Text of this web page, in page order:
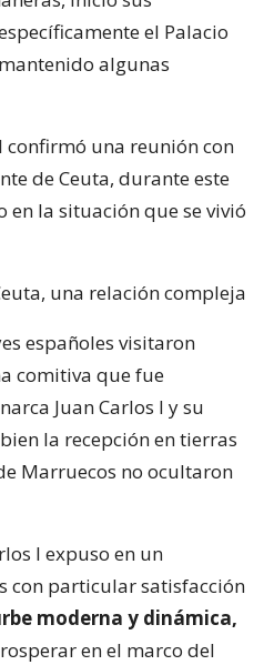
el Palacio
algunas
confirmó una reunión con
de Ceuta, durante este
en la situación que se vivió
una relación compleja
españoles visitaron
comitiva que fue
Juan Carlos I y su
la recepción en tierras
Marruecos no ocultaron
I expuso en un
con particular satisfacción
moderna y dinámica,
en el marco del